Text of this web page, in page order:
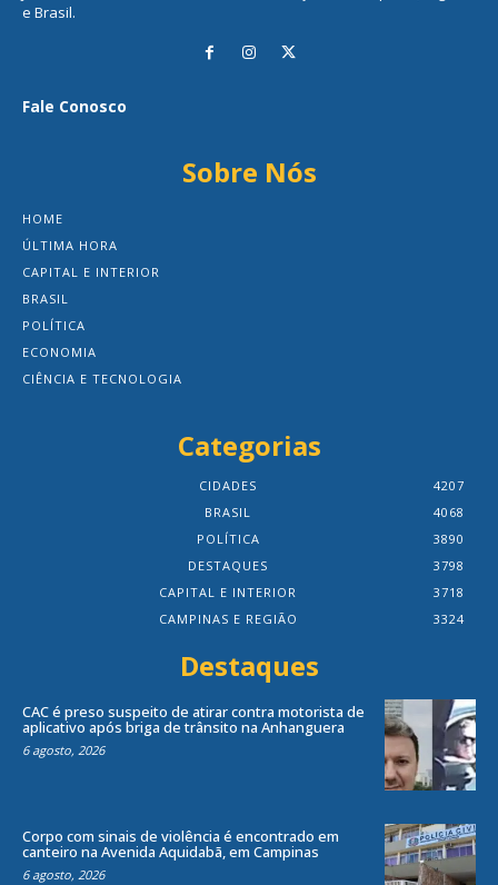
e Brasil.
Fale Conosco
Sobre Nós
HOME
ÚLTIMA HORA
CAPITAL E INTERIOR
BRASIL
POLÍTICA
ECONOMIA
CIÊNCIA E TECNOLOGIA
Categorias
CIDADES
4207
BRASIL
4068
POLÍTICA
3890
DESTAQUES
3798
CAPITAL E INTERIOR
3718
CAMPINAS E REGIÃO
3324
Destaques
CAC é preso suspeito de atirar contra motorista de
aplicativo após briga de trânsito na Anhanguera
6 agosto, 2026
Corpo com sinais de violência é encontrado em
canteiro na Avenida Aquidabã, em Campinas
6 agosto, 2026